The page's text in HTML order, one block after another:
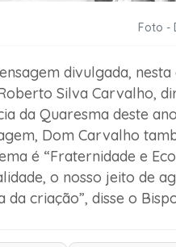
Foto -
divulgada,
Silva Carvalho,
da Quaresma deste
Dom Carvalho
é “Fraternidade e
o nosso jeito de
da criação”, disse o